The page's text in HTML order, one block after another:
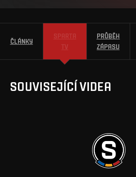
ČLÁNKY
SPARTA
TV
PRŮBĚH
ZÁPASU
SOUVISEJÍCÍ VIDEA